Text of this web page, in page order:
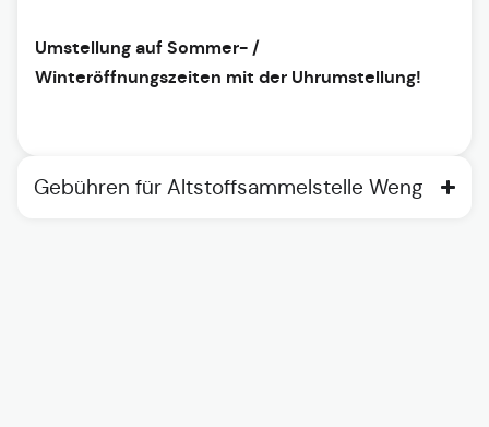
Umstellung auf Sommer- /
Winteröffnungszeiten mit der Uhrumstellung!
Gebühren für Altstoffsammelstelle Weng